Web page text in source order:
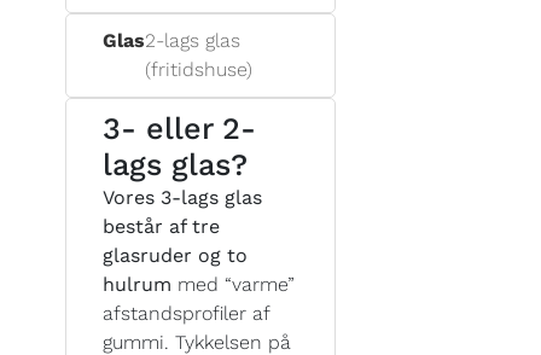
Glas2-lags glas
(fritidshuse)
3- eller 2-
lags glas?
Vores 3-lags glas
består af tre
glasruder og to
hulrum med “varme”
afstandsprofiler af
gummi. Tykkelsen på